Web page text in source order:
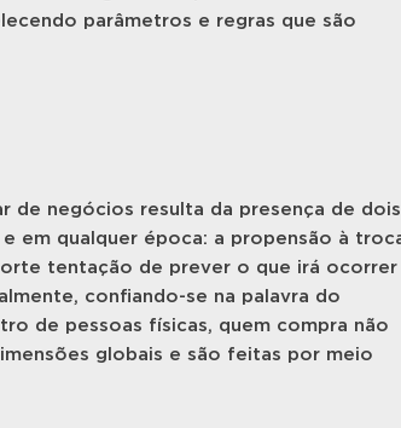
parâmetros e regras que são
de negócios resulta da presença de dois
em qualquer época: a propensão à
tentação de prever o que irá ocorrer
confiando-se na palavra do
de pessoas físicas, quem compra não
globais e são feitas por meio